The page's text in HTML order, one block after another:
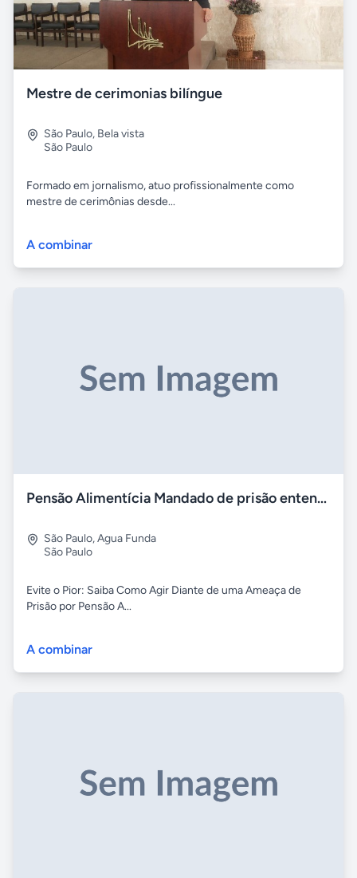
Mestre de cerimonias bilíngue
São Paulo, Bela vista
São Paulo
Formado em jornalismo, atuo profissionalmente como
mestre de cerimônias desde...
A combinar
Pensão Alimentícia Mandado de prisão entenda as regras
São Paulo,Agua Funda
São Paulo
Evite o Pior: Saiba Como Agir Diante de uma Ameaça de
Prisão por Pensão A...
A combinar